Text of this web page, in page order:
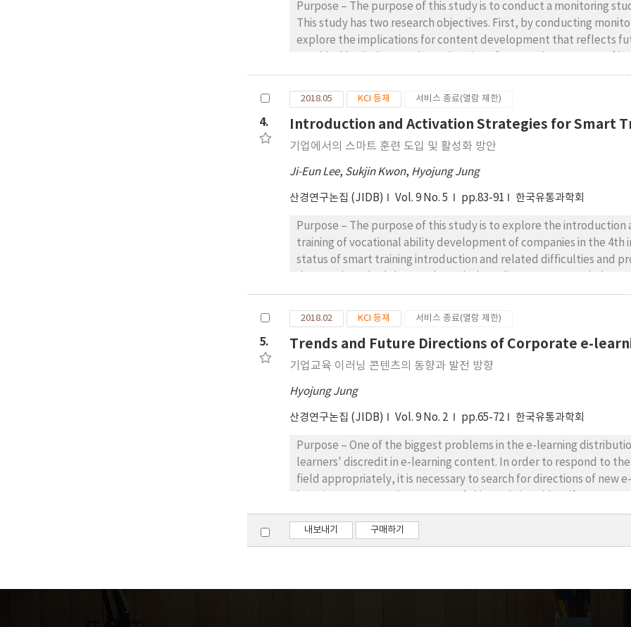
Purpose – The purpose of this study is to conduct a monitoring
This study has two research objectives. First, by conducting
explore the implications for content development that reflects
This study is a case study of learner's learning process in e-
interview was made after conducting a test to measure the total
engagement that occurred during the learning process. The tool
subjective cognitive load measurement method. In the monitoring
as page movement and mouse movement path, and identify
learning time, and one course showed less learning time than the
for content development. First, it is necessary to consider the
the learning goal level and to calculate the appropriate time
learning support strategy according to the learning task. This
necessary to revitalize contents design centered on learning activities such as
the amount of learning centered on learning time and securing
there are various variables affecting the actual learning time in
need for reviewing the system of examination of learning amount
4.
2018.05 KCI 등재 서비스 종료(열람 제한)
Introduction and Activation Strategies for Smart
기업에서의 스마트 훈련 도입 및 활성화 방안
Ji-Eun Lee, Sukjin Kwon, Hyojung Jung
산경연구논집 (JIDB) Vol. 9 No. 5 pp.83-91 한국유통과학회
Purpose – The purpose of this study is to explore the
training of vocational ability development of companies in the
status of smart training introduction and related difficulties and propose
training. Questionnaires include what are the benefits,
survey was conducted from August 21, 2017 to September 4,
questionnaire. The questionnaire results were analyzed through
the results of the questionnaire, we found out the cause of
activation strategies. Results – The main reason for the provision of smart training is the expectation of the training
smart training operation was evaluated as a high level of
and the capacity of training institute. As a result of checking
the design of smart training courses and the burden of employers and trainees. Conclusions –
smart training, it is necessary to find solutions to the obstacles at
institutions. The internal barriers to the training organization are
process of designing and operating smart training. On the other
to provide incentives to participate in smart training. In addition,
lead to participation in smart training from the viewpoint of
5.
2018.02 KCI 등재 서비스 종료(열람 제한)
Trends and Future Directions of Corporate e-
기업교육 이러닝 콘텐츠의 동향과 발전 방향
Hyojung Jung
산경연구논집 (JIDB) Vol. 9 No. 2 pp.65-72 한국유통과학회
Purpose – One of the biggest problems in the e-learning
learners' discredit in e-learning content. In order to respond to
field appropriately, it is necessary to search for directions of new
suggest directions for development. Research design, data, and methodology – Based on the literature review,
trend issues that should be considered important in corporate e-
conducted to evaluate the importance-feasibility of each issue to
내보내기 구매하기